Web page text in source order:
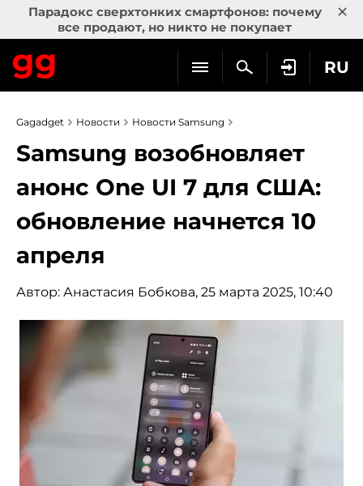
Парадокс сверхтонких смартфонов: почему
все продают, но никто не покупает
×
RU
Gagadget Новости Новости Samsung
Samsung возобновляет
анонс One UI 7 для США:
обновление начнется 10
апреля
Автор: Анастасия Бобкова, 25 марта 2025, 10:40